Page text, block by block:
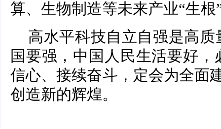
算、生物制造等未来产业“生根
高水平科技自立自强是高
国要强，中国人民生活要好
信心、接续奋斗，定会为全面
创造新的辉煌。